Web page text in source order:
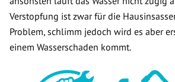
Verstopfung ist zwar für die
Problem, schlimm jedoch wird es aber
einem Wasserschaden kommt.